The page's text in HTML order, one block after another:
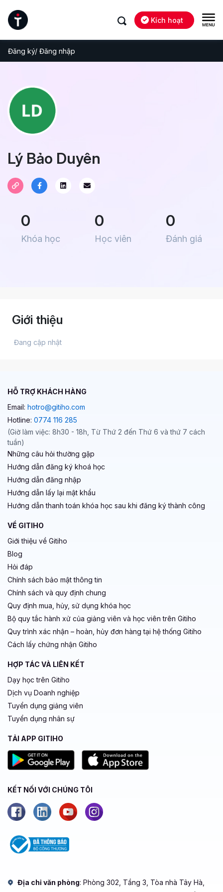
Kích hoạt
Đăng ký/ Đăng nhập
Lý Bảo Duyên
0
Khóa học
0
Học viên
0
Đánh giá
Giới thiệu
Đang cập nhật
HỖ TRỢ KHÁCH HÀNG
Email: hotro@gitiho.com
Hotline: 0774 116 285
(Giờ làm việc: 8h30 - 18h, Từ Thứ 2 đến Thứ 6 và thứ 7 cách
tuần)
Những câu hỏi thường gặp
Hướng dẫn đăng ký khoá học
Hướng dẫn đăng nhập
Hướng dẫn lấy lại mật khẩu
Hướng dẫn thanh toán khóa học sau khi đăng ký thành công
VỀ GITIHO
Giới thiệu về Gitiho
Blog
Hỏi đáp
Chính sách bảo mật thông tin
Chính sách và quy định chung
Quy định mua, hủy, sử dụng khóa học
Bộ quy tắc hành xử của giảng viên và học viên trên Gitiho
Quy trình xác nhận – hoàn, hủy đơn hàng tại hệ thống Gitiho
Cách lấy chứng nhận Gitiho
HỢP TÁC VÀ LIÊN KẾT
Dạy học trên Gitiho
Dịch vụ Doanh nghiệp
Tuyển dụng giảng viên
Tuyển dụng nhân sự
TẢI APP GITIHO
KẾT NỐI VỚI CHÚNG TÔI
Địa chỉ văn phòng: Phòng 302, Tầng 3, Tòa nhà Tây Hà,